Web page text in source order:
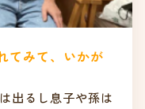
てみて、いかが
出るし息子や孫は